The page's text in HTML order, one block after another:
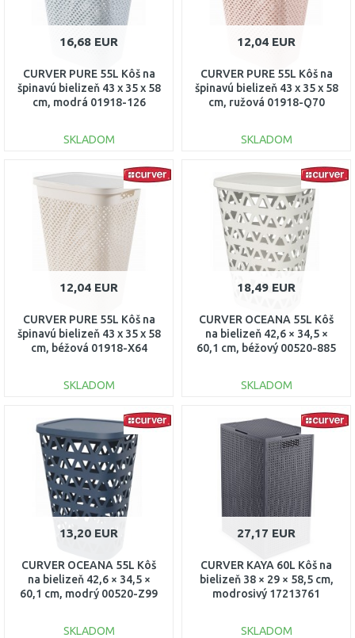
16,68 EUR
CURVER PURE 55L Kôš na
špinavú bielizeň 43 x 35 x 58
cm, modrá 01918-126
SKLADOM
DO KOŠÍKA
Porovnať
12,04 EUR
CURVER PURE 55L Kôš na
špinavú bielizeň 43 x 35 x 58
cm, ružová 01918-Q70
SKLADOM
DO KOŠÍKA
Porovnať
12,04 EUR
CURVER PURE 55L Kôš na
špinavú bielizeň 43 x 35 x 58
cm, béžová 01918-X64
SKLADOM
DO KOŠÍKA
Porovnať
18,49 EUR
CURVER OCEANA 55L Kôš
na bielizeň 42,6 × 34,5 ×
60,1 cm, béžový 00520-885
SKLADOM
DO KOŠÍKA
Porovnať
13,20 EUR
CURVER OCEANA 55L Kôš
na bielizeň 42,6 × 34,5 ×
60,1 cm, modrý 00520-Z99
SKLADOM
27,17 EUR
CURVER KAYA 60L Kôš na
bielizeň 38 × 29 × 58,5 cm,
modrosivý 17213761
SKLADOM